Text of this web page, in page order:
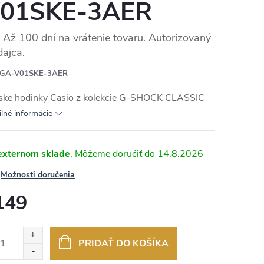
3AER
Až 100 dní na vrátenie tovaru. Autorizovaný
GA-V01SKE-3AER
hodinky Casio z kolekcie G-SHOCK CLASSIC
informácie
sklade 14.8.2026
Možnosti doručenia
PRIDAŤ DO KOŠÍKA